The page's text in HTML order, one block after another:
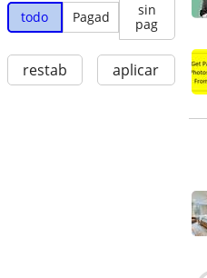
todo Pagad
sin
pag
restab aplicar